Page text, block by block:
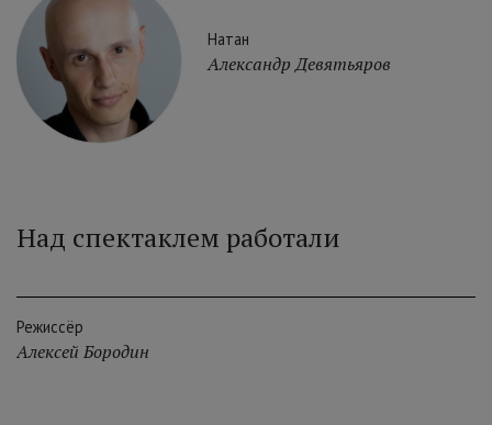
Натан
Александр Девятьяров
Над спектаклем работали
Режиссёр
Алексей Бородин